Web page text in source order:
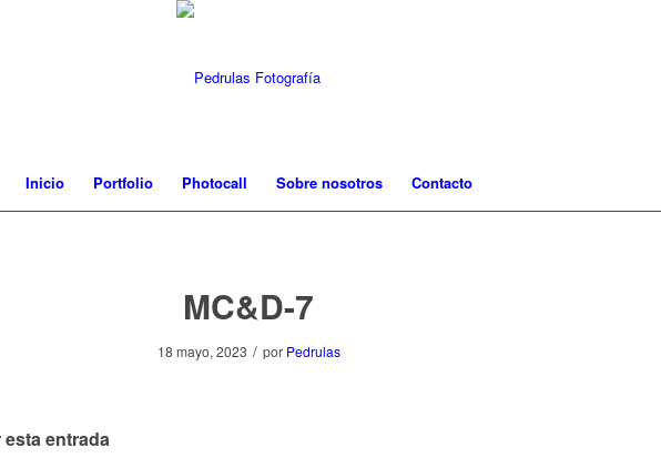
Inicio Portfolio Photocall Sobre nosotros Contacto
MC&D-7
18 mayo, 2023 / por Pedrulas
entrada